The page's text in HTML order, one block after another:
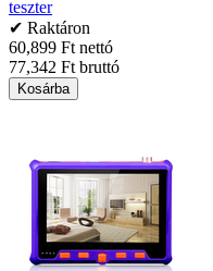
teszter
✔ Raktáron
60,899 Ft nettó
77,342 Ft bruttó
Kosárba